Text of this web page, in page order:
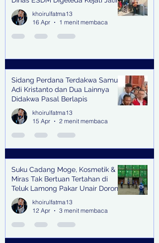
khoirulfatma13
16 Apr
1 menit membaca
Sidang Perdana Terdakwa Samuel
Adi Kristanto dan Dua Lainnya
Didakwa Pasal Berlapis
khoirulfatma13
15 Apr
2 menit membaca
Suku Cadang Moge, Kosmetik &
Miras Tak Bertuan Tertahan di
Teluk Lamong Pakar Unair Dorong
Bea Cukai Kejar Big Bos Impor
Ilegal
khoirulfatma13
12 Apr
3 menit membaca